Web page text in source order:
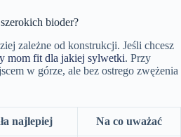
bioder?
zależne od konstrukcji. Jeśli chcesz
mom fit dla jakiej sylwetki. Przy
w górze, ale bez ostrego zwężenia
najlepiej Na co uważać